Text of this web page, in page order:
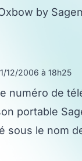
by
12/2006 à 18h25
numéro de
portable
sous le nom